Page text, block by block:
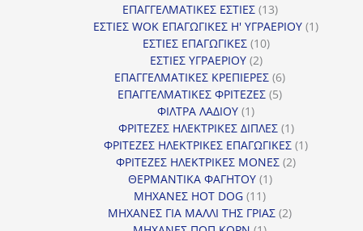
ΕΠΑΓΓΕΛΜΑΤΙΚΕΣ ΕΣΤΙΕΣ 1313
προϊόντα
ΕΣΤΙΕΣ WOK ΕΠΑΓΩΓΙΚΕΣ Η' ΥΓΡΑΕΡΙΟΥ 11
ΕΣΤΙΕΣ ΕΠΑΓΩΓΙΚΕΣ 1010
ΕΣΤΙΕΣ ΥΓΡΑΕΡΙΟΥ 22
προϊόντα
ΕΠΑΓΓΕΛΜΑΤΙΚΕΣ ΚΡΕΠΙΕΡΕΣ 66
προϊόντα
ΕΠΑΓΓΕΛΜΑΤΙΚΕΣ ΦΡΙΤΕΖΕΣ 55
ΦΙΛΤΡΑ ΛΑΔΙΟΥ 11
προϊόν
ΦΡΙΤΕΖΕΣ ΗΛΕΚΤΡΙΚΕΣ ΔΙΠΛΕΣ 11
προϊόν
ΦΡΙΤΕΖΕΣ ΗΛΕΚΤΡΙΚΕΣ ΕΠΑΓΩΓΙΚΕΣ 11
ΦΡΙΤΕΖΕΣ ΗΛΕΚΤΡΙΚΕΣ ΜΟΝΕΣ 22
ΘΕΡΜΑΝΤΙΚΑ ΦΑΓΗΤΟΥ 11
ΜΗΧΑΝΕΣ HOT DOG 1111
προϊόντα
ΜΗΧΑΝΕΣ ΓΙΑ ΜΑΛΛΙ ΤΗΣ ΓΡΙΑΣ 22